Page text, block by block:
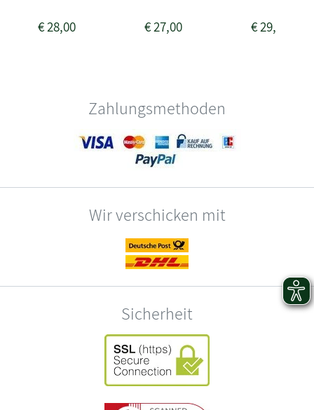
€28,00 €27,00 €29,95
Zahlungsmethoden
Wir verschicken mit
Sicherheit